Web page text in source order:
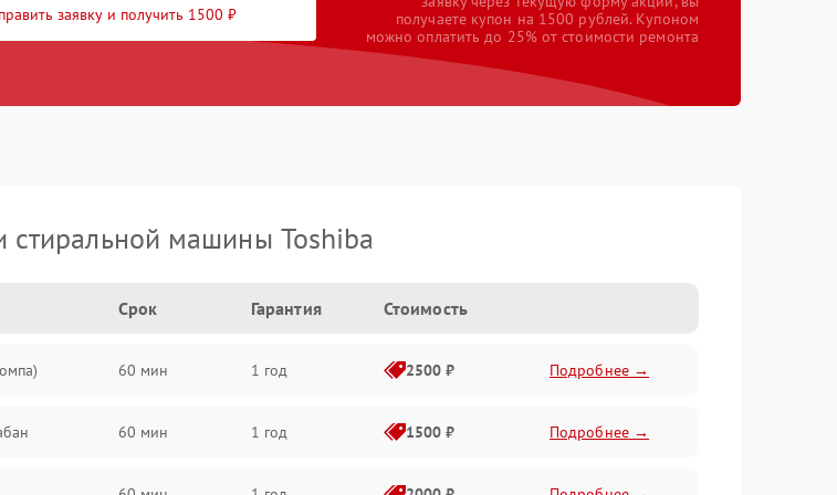
заявку и получить 1500 ₽
получаете купон на 1500 рублей. Купоном
можно оплатить до 25% от стоимости ремонта
стиральной машины Toshiba
Срок Гарантия Стоимость
60 мин 1 год 2500 ₽ Подробнее →
60 мин 1 год 1500 ₽ Подробнее →